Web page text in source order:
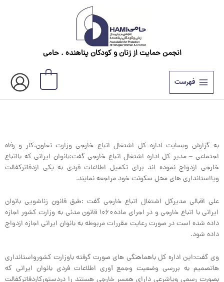
انجمن حمایت از زنان و کودکان پناهنده . حامی
فهرست
به گزارش وبسایت اداره کل اشتغال اتباع خارجی وزارت تعاون،کار و رفاه
اجتماعی – مدیر کل اداره اشتغال اتباع خارجی گفت:بانوان ایرانی که بااتباع
خارجی ازدواج نموده اند برای تکمیل اطلاعات فردی به یکی ازدفاترکفالت
ویااستانداری های محل سکونت خود مراجعه نمایند.
علی اقبالی مدیرکل اشتغال اتباع خارجی گفت :طبق قانون زناشویی بانوان
ایرانی با اتباع خارجی و در اجرای ماده ۱۰۶۰ قانون مدنی به وزارت کشور اجازه
داده شده است در صورت رعایت مقررات مربوطه به بانوان ایرانی اجازه ازدواج
داده شود.
وی گفت:این اداره کل باهماهنگی های صورت گرفته باوزارت کشورواستانداری
هاتصمیم به بررسی وضعیت وجمع آوری اطلاعات فردی بانوان ایرانی که
بصورت رسمی ویاشرعی دارای همسر خارجی هستند را دردستورکاردفاترکفالت